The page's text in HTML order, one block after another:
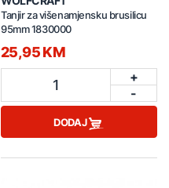
Tanjir za višenamjensku brusilicu
95mm 1830000
25,95 KM
1
+
-
DODAJ